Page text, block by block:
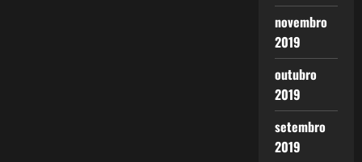
novembro
2019
outubro
2019
setembro
2019